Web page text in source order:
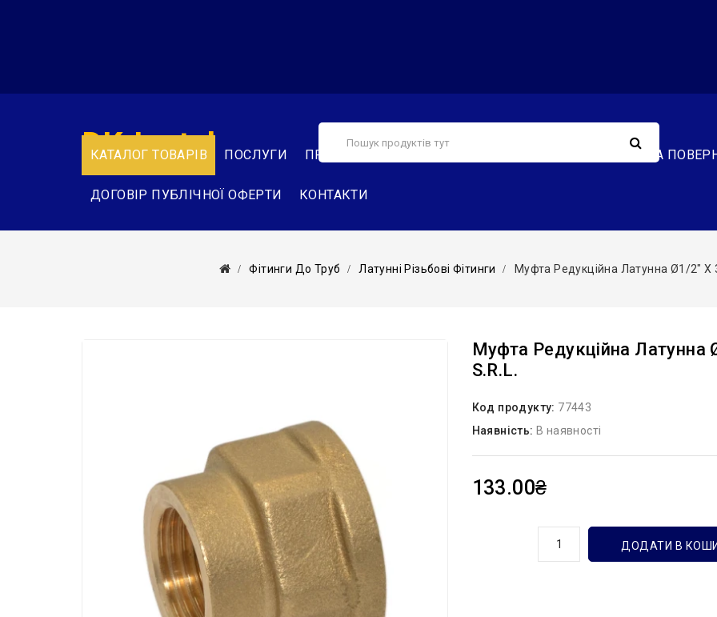
КАТАЛОГ ТОВАРІВ ПОСЛУГИ ПРО НАС ОБМІН ТА
ДОГОВІР ПУБЛІЧНОЇ ОФЕРТИ КОНТАКТИ
DK-Instal
Фітинги До Труб Латунні Різьбові Фітинги Муфта Редукційна Латунна Ø1/2″
Муфта Редукційна
S.r.l.
Код продукту: 77443
Наявність: В наявності
133.00₴
ДОДАТИ В